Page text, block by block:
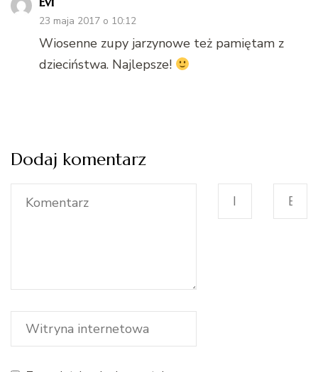
23 maja 2017 o 10:12
Wiosenne zupy jarzynowe też pamiętam z
dzieciństwa. Najlepsze!
Dodaj komentarz